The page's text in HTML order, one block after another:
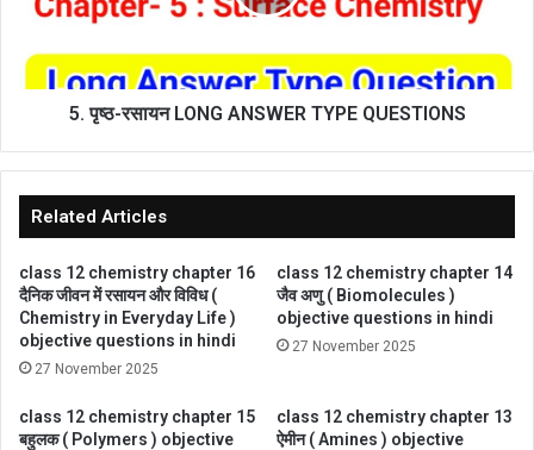
TYPE
5. पृष्ठ-रसायन LONG ANSWER TYPE QUESTIONS
Related Articles
class 12 chemistry chapter 16
दैनिक जीवन में रसायन और विविध (
Chemistry in Everyday Life )
objective questions in hindi
27 November 2025
class 12 chemistry chapter 14
जैव अणु ( Biomolecules )
objective questions in hindi
27 November 2025
class 12 chemistry chapter 15
बहुलक ( Polymers ) objective
class 12 chemistry chapter 13
ऐमीन ( Amines ) objective